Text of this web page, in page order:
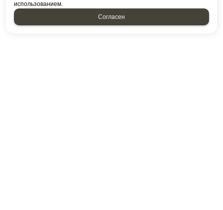
использованием.
Согласен